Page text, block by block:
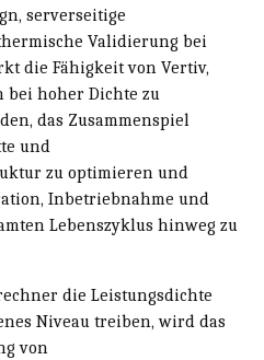
serverseitige
Validierung bei
die Fähigkeit von Vertiv,
bei hoher Dichte zu
das Zusammenspiel
und
zu optimieren und
Inbetriebnahme und
Lebenszyklus hinweg zu
die Leistungsdichte
Niveau treiben, wird das
von